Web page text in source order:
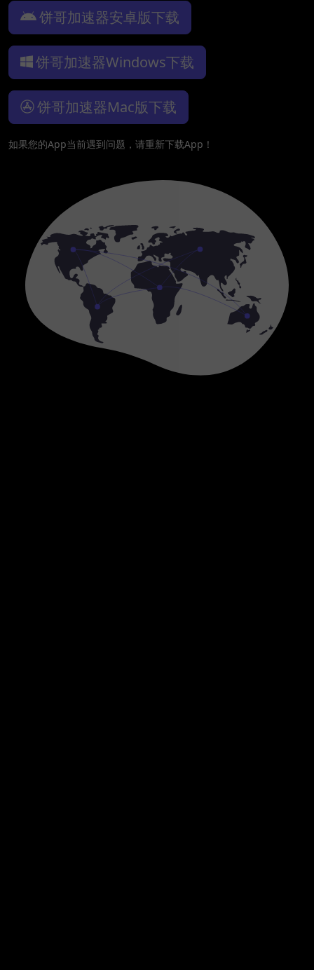
饼哥加速器安卓版下载
饼哥加速器Windows下载
饼哥加速器Mac版下载
如果您的App当前遇到问题，请重新下载App！